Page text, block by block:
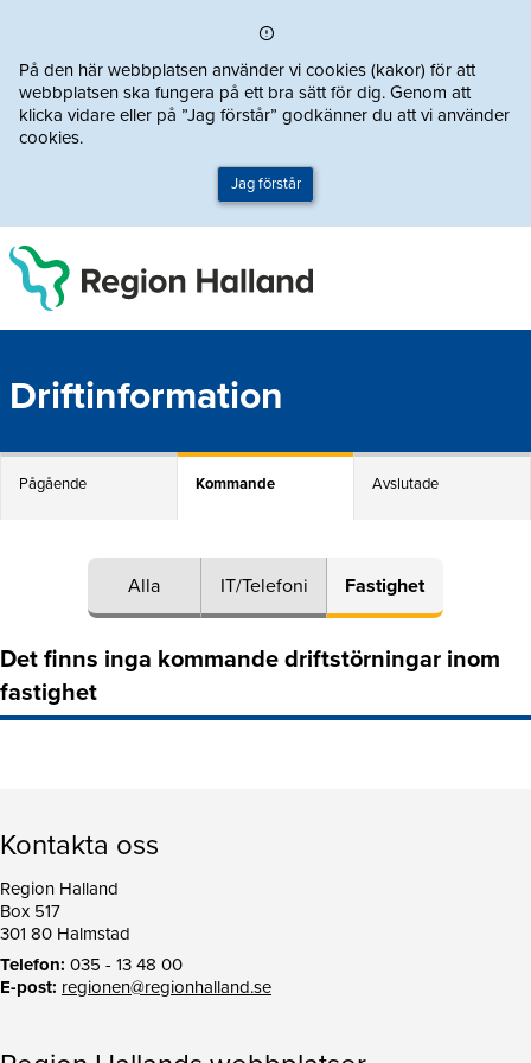
På den här webbplatsen använder vi cookies (kakor) för att
webbplatsen ska fungera på ett bra sätt för dig. Genom att
klicka vidare eller på ”Jag förstår” godkänner du att vi använder
cookies.
Jag förstår
Driftinformation
Pågående Kommande Avslutade
Alla IT/Telefoni Fastighet
Det finns inga kommande driftstörningar inom
fastighet
Kontakta oss
Region Halland
Box 517
301 80 Halmstad
Telefon: 035 - 13 48 00
E-post: regionen@regionhalland.se